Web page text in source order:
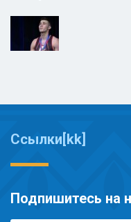
Ссылки[kk]
Подпишитесь на